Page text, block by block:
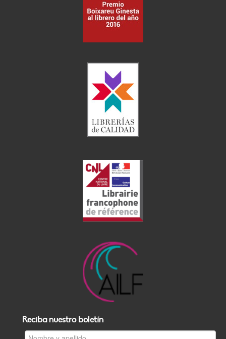
Reciba nuestro boletín